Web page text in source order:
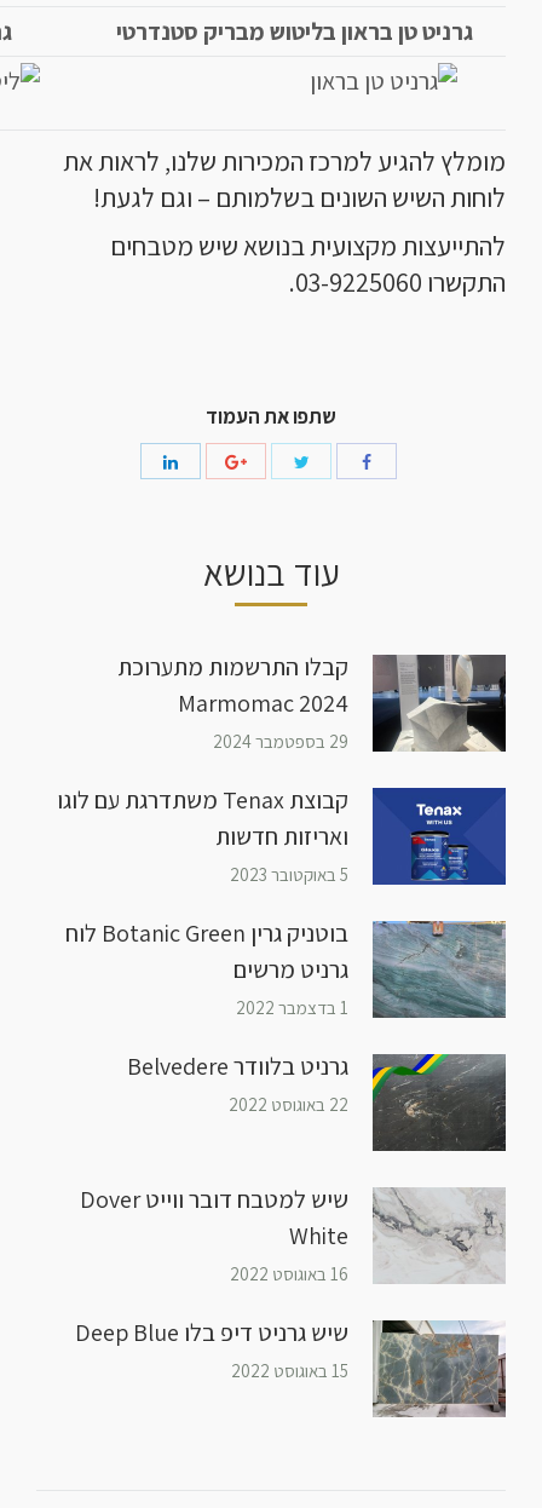
גרניט טן בראון בליטוש מבריק סטנדרטי
מומלץ להגיע למרכז המכירות שלנו, לראות את
לוחות השיש השונים בשלמותם – וגם לגעת!
להתייעצות מקצועית בנושא שיש מטבחים
התקשרו 03-9225060.
שתפו את העמוד
עוד בנושא
קבלו התרשמות מתערוכת
Marmomac 2024
29 בספטמבר 2024
קבוצת Tenax משתדרגת עם לוגו
ואריזות חדשות
5 באוקטובר 2023
בוטניק גרין Botanic Green לוח
גרניט מרשים
1 בדצמבר 2022
גרניט בלוודר Belvedere
22 באוגוסט 2022
שיש למטבח דובר ווייט Dover
White
16 באוגוסט 2022
שיש גרניט דיפ בלו Deep Blue
15 באוגוסט 2022